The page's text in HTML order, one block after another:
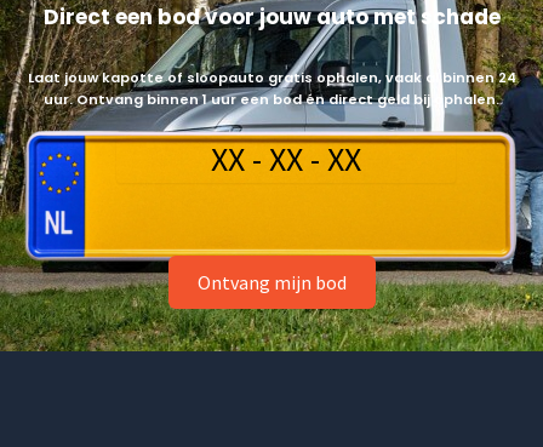
Direct een bod voor jouw auto met schade
Laat jouw kapotte of sloopauto gratis ophalen, vaak al binnen 24
uur. Ontvang binnen 1 uur een bod én direct geld bij ophalen.
Ontvang mijn bod